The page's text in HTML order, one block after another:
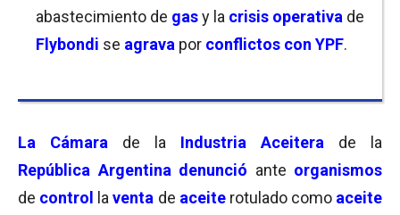
abastecimiento de gasy la crisis operativa de
Flybondi se agrava por conflictos con YPF.
La Cámara de la Industria Aceitera
de la
República Argentina denunció ante organismos
de control laventa de aceite rotulado como aceite